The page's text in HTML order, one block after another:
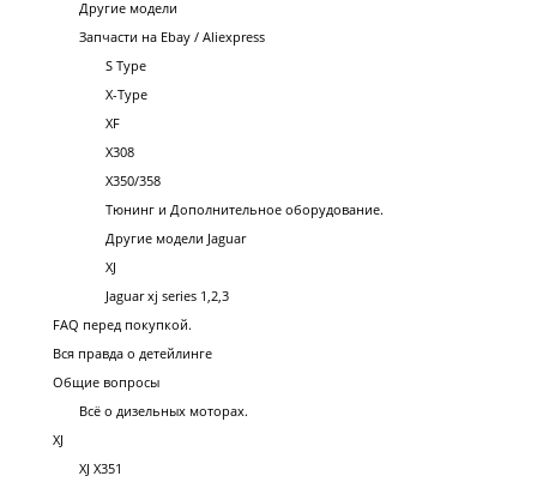
Другие модели
Запчасти на Ebay / Aliexpress
S Type
X-Type
XF
X308
X350/358
Тюнинг и Дополнительное оборудование.
Другие модели Jaguar
XJ
Jaguar xj series 1,2,3
FAQ перед покупкой.
Вся правда о детейлинге
Общие вопросы
Всё о дизельных моторах.
XJ
XJ X351